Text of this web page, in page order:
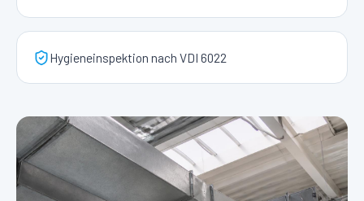
Hygieneinspektion nach VDI 6022